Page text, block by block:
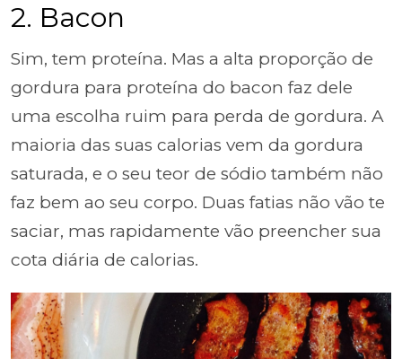
2. Bacon
Sim, tem proteína. Mas a alta proporção de
gordura para proteína do bacon faz dele
uma escolha ruim para perda de gordura. A
maioria das suas calorias vem da gordura
saturada, e o seu teor de sódio também não
faz bem ao seu corpo. Duas fatias não vão te
saciar, mas rapidamente vão preencher sua
cota diária de calorias.